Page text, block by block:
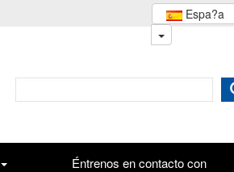
Espa?a
Éntrenos en contacto con